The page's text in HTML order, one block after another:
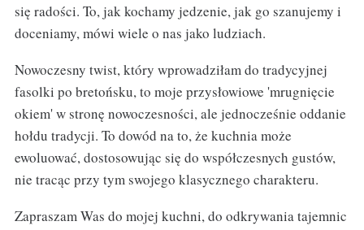
się radości. To, jak kochamy jedzenie, jak go szanujemy i
doceniamy, mówi wiele o nas jako ludziach.
Nowoczesny twist, który wprowadziłam do tradycyjnej
fasolki po bretońsku, to moje przysłowiowe 'mrugnięcie
okiem' w stronę nowoczesności, ale jednocześnie oddanie
hołdu tradycji. To dowód na to, że kuchnia może
ewoluować, dostosowując się do współczesnych gustów,
nie tracąc przy tym swojego klasycznego charakteru.
Zapraszam Was do mojej kuchni, do odkrywania tajemnic